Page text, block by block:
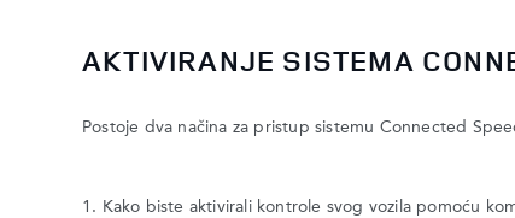
AKTIVIRANJE SISTEMA
Postoje dva načina za pristup sistemu Connected
1. Kako biste aktivirali kontrole svog vozila pomoću